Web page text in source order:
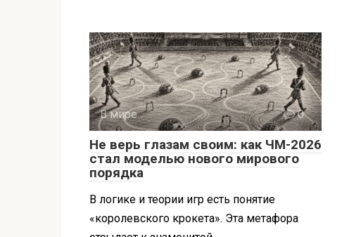
В мире 0
Не верь глазам своим: как ЧМ-2026
стал моделью нового мирового
порядка
В логике и теории игр есть понятие
«королевского крокета». Эта метафора